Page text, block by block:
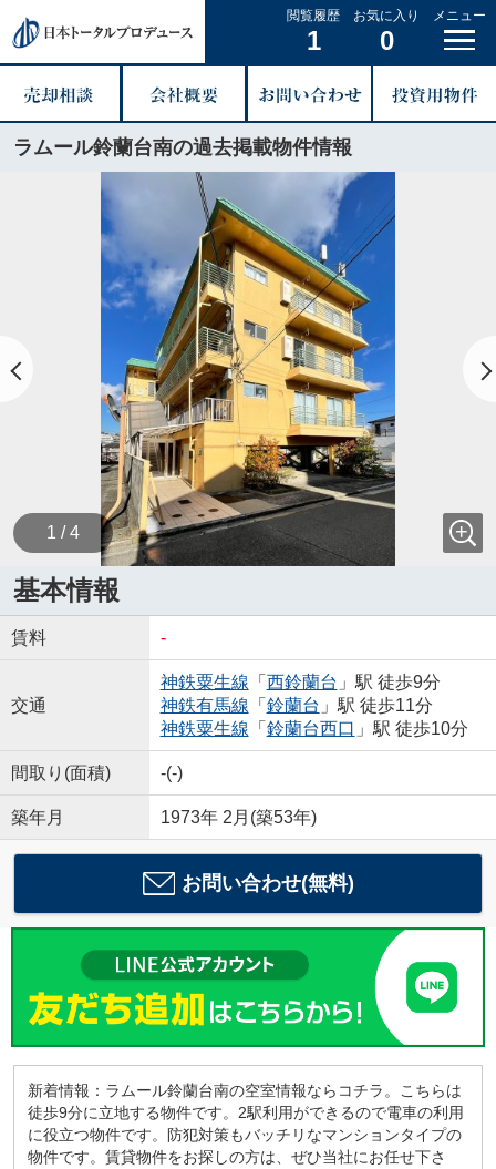
閲覧履歴
1
お気に入り
0
メニュー
ラムール鈴蘭台南の過去掲載物件情報
1 / 4
基本情報
賃料 -
交通
神鉄粟生線 「 西鈴蘭台 」駅 徒歩9分
神鉄有馬線 「 鈴蘭台 」駅 徒歩11分
神鉄粟生線 「 鈴蘭台西口 」駅 徒歩10分
間取り(面積) -(-)
築年月 1973年 2月(築53年)
お問い合わせ(無料)
新着情報：ラムール鈴蘭台南の空室情報ならコチラ。こちらは
徒歩9分に立地する物件です。2駅利用ができるので電車の利用
に役立つ物件です。防犯対策もバッチリなマンションタイプの
物件です。賃貸物件をお探しの方は、ぜひ当社にお任せ下さ